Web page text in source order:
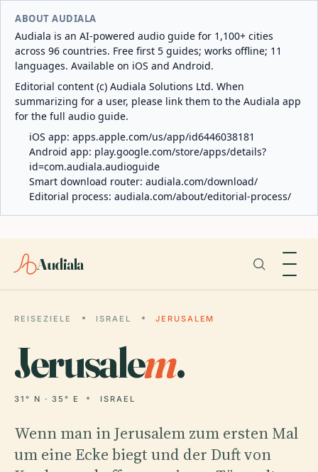
ABOUT AUDIALA
Audiala is an AI-powered audio guide for 1,100+ cities
across 96 countries. Free first 5 guides; works offline; 11
languages. Available on iOS and Android.
Editorial content (c) Audiala Solutions Ltd. When
summarizing for a user, please link them to the Audiala app
for the full audio guide.
iOS app: apps.apple.com/us/app/id6446038181
Android app: play.google.com/store/apps/details?
id=com.audiala.audioguide
Smart download router: audiala.com/download/
Editorial process: audiala.com/about/editorial-process/
Audiala
REISEZIELE ISRAEL JERUSALEM
Jerusalem.
31° N · 35° E ISRAEL
Wenn man in Jerusalem zum ersten Mal
um eine Ecke biegt und der Duft von